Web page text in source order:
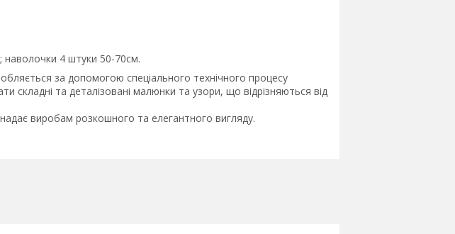
наволочки 4 штуки 50-70см.
за допомогою спеціального технічного процесу
та деталізовані малюнки та узори, що відрізняються від
виробам розкошного та елегантного вигляду.